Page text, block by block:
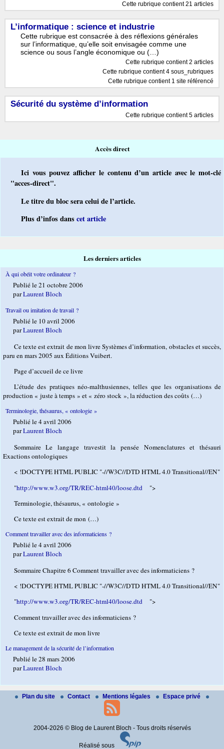
Cette rubrique contient 21 articles
L’informatique : science et industrie
Cette rubrique est consacrée à des réflexions générales
sur l’informatique, qu’elle soit envisagée comme une
science ou sous l’angle économique ou (…)
Cette rubrique contient 2 articles
Cette rubrique contient 4 sous_rubriques
Cette rubrique contient 1 site référencé
Sécurité du système d’information
Cette rubrique contient 5 articles
Accès direct
Ici vous pouvez afficher le contenu d’un article avec le mot-clé
"acces-direct".
Le titre du bloc sera celui de l’article.
Plus d’infos danscet article
Les derniers articles
À qui obéit votre ordinateur ?
Publié le 21 octobre 2006
parLaurent Bloch
Travail ou imitation de travail ?
Publié le 10 avril 2006
parLaurent Bloch
Ce texte est extrait de mon livre Systèmes d’information, obstacles et succès,
paru en mars 2005 aux Éditions Vuibert.
Page d’accueil de ce livre
L’étude des pratiques néo-malthusiennes, telles que les organisations de
production « juste à temps » et « zéro stock », la réduction des coûts (…)
Terminologie, thésaurus, « ontologie »
Publié le 4 avril 2006
parLaurent Bloch
Sommaire Le langage travestit la pensée Nomenclatures et thésauri
Exactions ontologiques
< !DOCTYPE HTML PUBLIC "-//W3C//DTD HTML 4.0 Transitional//EN"
"http://www.w3.org/TR/REC-html40/loose.dtd
">
Terminologie, thésaurus, « ontologie »
Ce texte est extrait de mon (…)
Comment travailler avec des informaticiens ?
Publié le 4 avril 2006
parLaurent Bloch
Sommaire Chapitre 6 Comment travailler avec des informaticiens ?
< !DOCTYPE HTML PUBLIC "-//W3C//DTD HTML 4.0 Transitional//EN"
"http://www.w3.org/TR/REC-html40/loose.dtd
">
Comment travailler avec des informaticiens ?
Ce texte est extrait de mon livre
Le management de la sécurité de l’information
Publié le 28 mars 2006
parLaurent Bloch
Plan du site Contact Mentions légales Espace privé
2004-2026 © Blog de Laurent Bloch - Tous droits réservés
Réalisé sous